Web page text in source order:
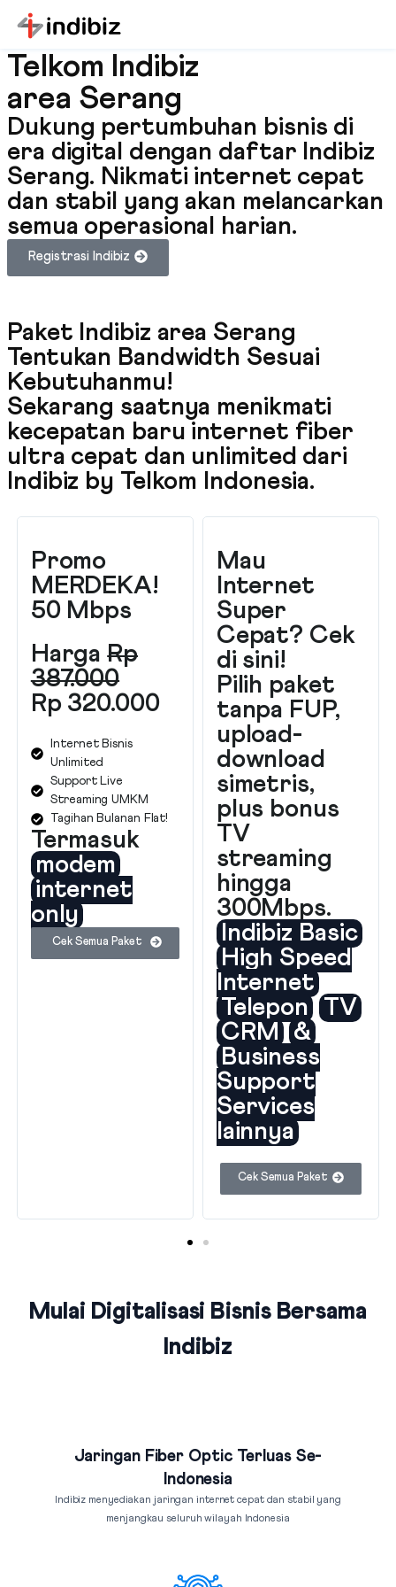
Telkom Indibiz
area Serang
Dukung pertumbuhan bisnis di
era digital dengan daftar Indibiz
Serang. Nikmati internet cepat
dan stabil yang akan melancarkan
semua operasional harian.
Registrasi Indibiz
Paket Indibiz area Serang
Tentukan Bandwidth Sesuai
Kebutuhanmu!
Sekarang saatnya menikmati
kecepatan baru internet fiber
ultra cepat dan unlimited dari
Indibiz by Telkom Indonesia.
Promo
MERDEKA!
50 Mbps
HargaRp
387.000
Rp 320.000
Internet Bisnis
Unlimited
Support Live
Streaming UMKM
Tagihan Bulanan Flat!
Termasuk
modem
internet
only
Cek Semua Paket
Mau
Internet
Super
Cepat? Cek
di sini!
Pilih paket
tanpa FUP,
upload-
download
simetris,
plus bonus
TV
streaming
hingga
300Mbps.
Indibiz Basic
High Speed
Internet
Telepon
TV
CRM
&
Business
Support
Services
lainnya
Cek Semua Paket
Mulai Digitalisasi Bisnis Bersama
Indibiz
Jaringan Fiber Optic Terluas Se-
Indonesia
Indibiz menyediakan jaringan internet cepat dan stabil yang
menjangkau seluruh wilayah Indonesia